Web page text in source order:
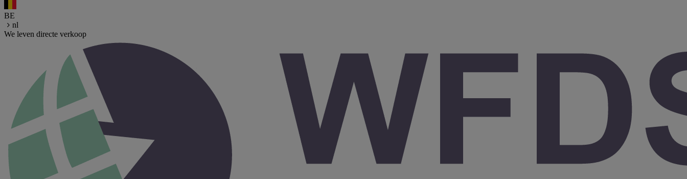
BE
nl
We leven directe verkoop